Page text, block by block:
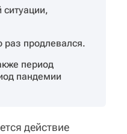
раз продлевался.
период
пандемии
действие